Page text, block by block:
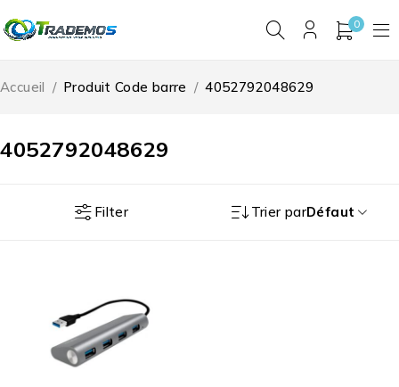
0
4052792048629
Accueil / Produit Code barre / 4052792048629
Filter Trier parDéfaut